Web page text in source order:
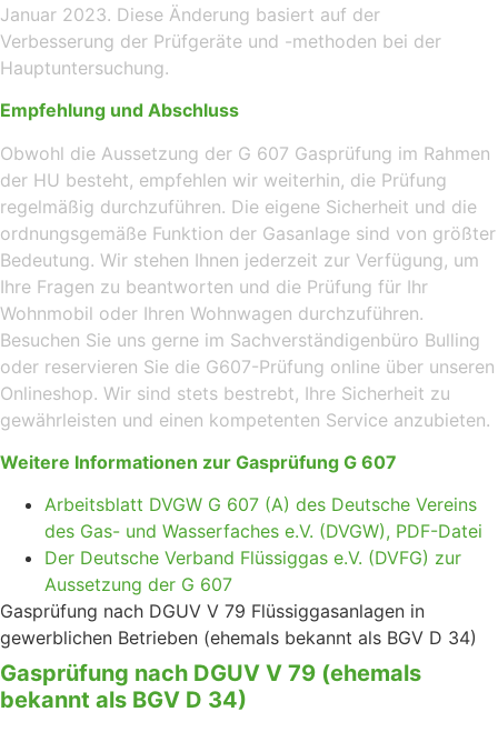
Januar 2023. Diese Änderung basiert auf der
Verbesserung der Prüfgeräte und -methoden bei der
Hauptuntersuchung.
Empfehlung und Abschluss
Obwohl die Aussetzung der G 607 Gasprüfung im Rahmen
der HU besteht, empfehlen wir weiterhin, die Prüfung
regelmäßig durchzuführen. Die eigene Sicherheit und die
ordnungsgemäße Funktion der Gasanlage sind von größter
Bedeutung. Wir stehen Ihnen jederzeit zur Verfügung, um
Ihre Fragen zu beantworten und die Prüfung für Ihr
Wohnmobil oder Ihren Wohnwagen durchzuführen.
Besuchen Sie uns gerne im Sachverständigenbüro Bulling
oder reservieren Sie die G607-Prüfung online über unseren
Onlineshop. Wir sind stets bestrebt, Ihre Sicherheit zu
gewährleisten und einen kompetenten Service anzubieten.
Weitere Informationen zur Gasprüfung G 607
Arbeitsblatt DVGW G 607 (A) des Deutsche Vereins
des Gas- und Wasserfaches e.V. (DVGW), PDF-Datei
Der Deutsche Verband Flüssiggas e.V. (DVFG) zur
Aussetzung der G 607
Gasprüfung nach DGUV V 79 Flüssiggasanlagen in
gewerblichen Betrieben (ehemals bekannt als BGV D 34)
Gasprüfung nach DGUV V 79 (ehemals
bekannt als BGV D 34)